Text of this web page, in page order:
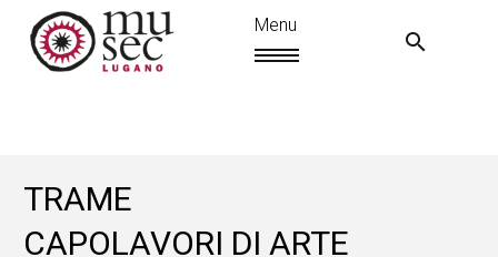
TRAME
CAPOLAVORI DI ARTE